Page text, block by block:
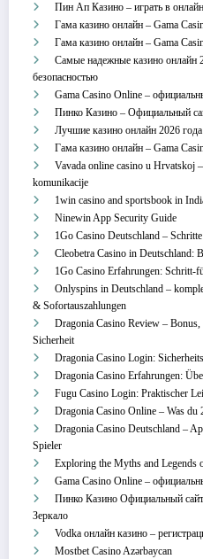
Пин Ап Казино – играть в
Гама казино онлайн – Gama
Гама казино онлайн – Gama
Самые надежные казино онлайн
безопасностью
Gama Casino Online –
Пинко Казино – Официальный
Лучшие казино онлайн 2026
Гама казино онлайн – Gama
Vavada online casino u Hrvatskoj
komunikacije
1win casino and sportsbook in
Ninewin App Security Guide
1Go Casino Deutschland –
Cleobetra Casino in Deutschland:
1Go Casino Erfahrungen:
Onlyspins in Deutschland –
& Sofortauszahlungen
Dragonia Casino Review –
Sicherheit
Dragonia Casino Login:
Dragonia Casino Erfahrungen:
Fugu Casino Login: Praktischer
Dragonia Casino Online – Was du
Dragonia Casino Deutschland –
Spieler
Exploring the Myths and Legends
Gama Casino Online –
Пинко Казино Официальный
Зеркало
Vodka онлайн казино –
Mostbet Casino Azərbaycan